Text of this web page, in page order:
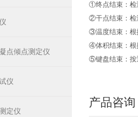
点倾点测定仪
仪
定仪
①终点结束：检
②干点结束：检
③温度结束：根
④体积结束：根
⑤键盘结束：按
产品咨询